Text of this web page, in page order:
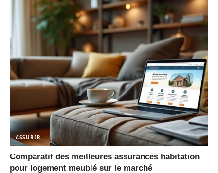
ASSURER
Comparatif des meilleures assurances habitation
pour logement meublé sur le marché